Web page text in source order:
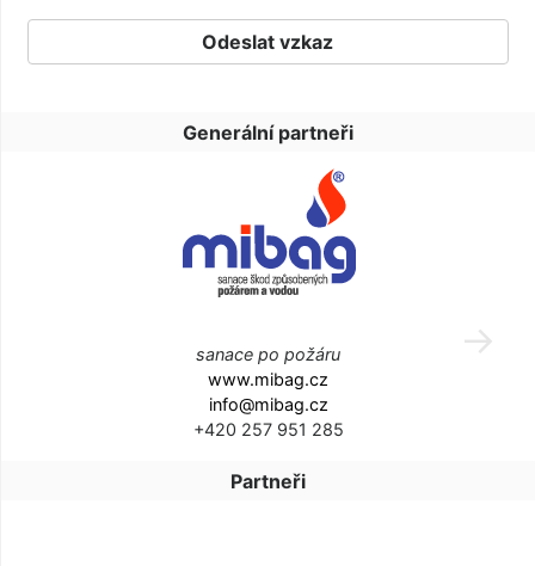
Generální partneři
sanace po požáru
www.mibag.cz
info@mibag.cz
+420 257 951 285
Partneři